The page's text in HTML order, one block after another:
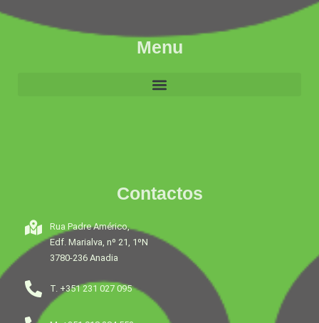
Menu
Contactos
Rua Padre Américo,
Edf. Marialva, nº 21, 1ºN
3780-236 Anadia
T. +351 231 027 095